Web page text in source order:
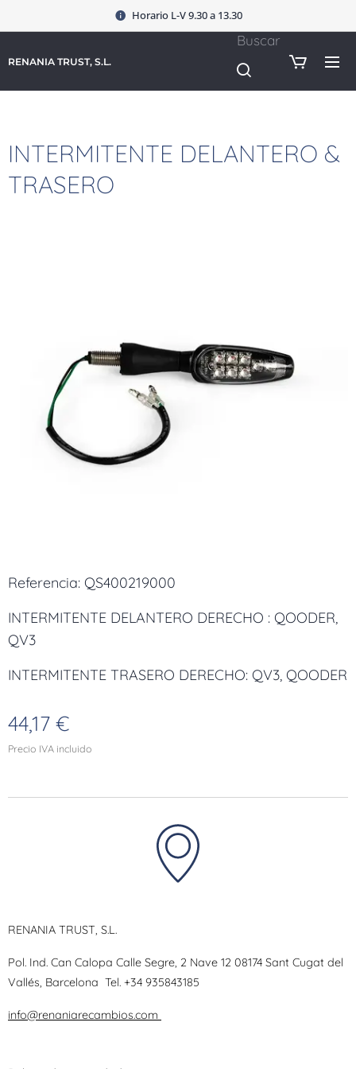
Horario L-V 9.30 a 13.30
RENANIA TRUST, S.L.
Buscar
INTERMITENTE DELANTERO &
TRASERO
Referencia: QS400219000
INTERMITENTE DELANTERO DERECHO : QOODER,
QV3
INTERMITENTE TRASERO DERECHO: QV3, QOODER
44,17 €
Precio IVA incluido
RENANIA TRUST, S.L.
Pol. Ind. Can Calopa Calle Segre, 2 Nave 12 08174 Sant Cugat del
Vallés, Barcelona Tel. +34 935843185
info@renaniarecambios.com